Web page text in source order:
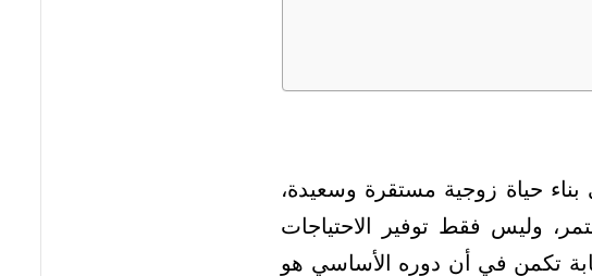
حياة زوجية مستقرة وسعيدة،
وليس فقط توفير الاحتياجات
تكمن في أن دوره الأساسي هو